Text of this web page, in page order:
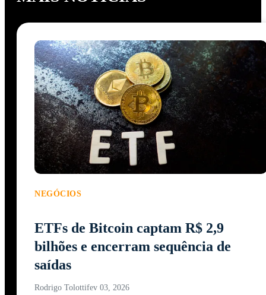
NEGÓCIOS
ETFs de Bitcoin captam R$ 2,9
bilhões e encerram sequência de
saídas
Rodrigo Tolottifev 03, 2026